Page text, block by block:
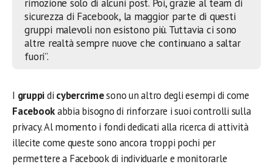
rimozione solo di alcuni post. Poi, grazie al team di
sicurezza di Facebook, la maggior parte di questi
gruppi malevoli non esistono più. Tuttavia ci sono
altre realtà sempre nuove che continuano a saltar
fuori”.
I gruppidi cybercrimesono un altro degli esempi di come
Facebookabbia bisogno di rinforzare i suoi controlli sulla
privacy. Al momento i fondi dedicati alla ricerca di attività
illecite come queste sono ancora troppi pochi per
permettere a Facebook di individuarle e monitorarle